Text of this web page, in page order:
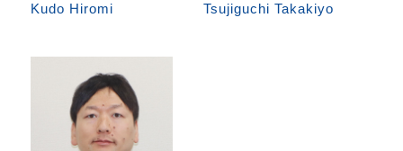
Kudo Hiromi Tsujiguchi Takakiyo